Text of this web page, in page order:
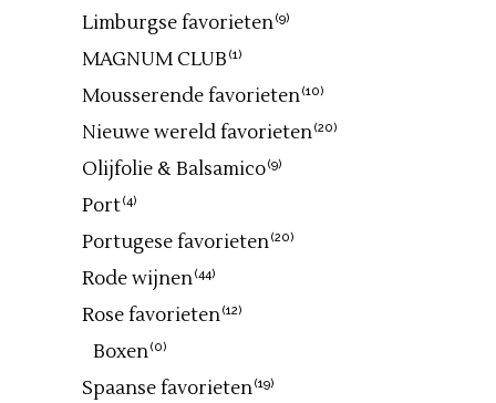
Limburgse favorieten(9)
MAGNUM CLUB (1)
Mousserende favorieten(10)
Nieuwe wereld favorieten(20)
Olijfolie & Balsamico(9)
Port(4)
Portugese favorieten(20)
Rode wijnen(44)
Rose favorieten(12)
Boxen(0)
Spaanse favorieten(19)